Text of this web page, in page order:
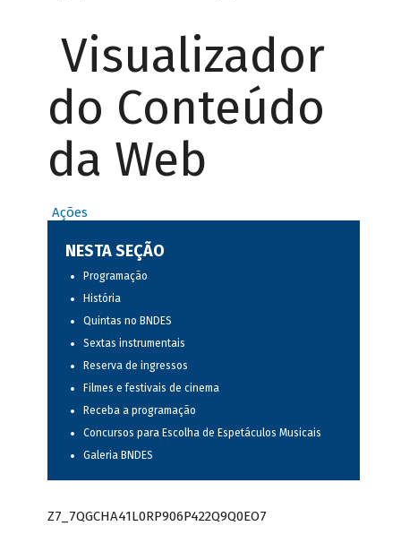
Visualizador
do Conteúdo
da Web
Ações
NESTA SEÇÃO
Programação
História
Quintas no BNDES
Sextas instrumentais
Reserva de ingressos
Filmes e festivais de cinema
Receba a programação
Concursos para Escolha de Espetáculos Musicais
Galeria BNDES
Z7_7QGCHA41L0RP906P422Q9Q0EO7